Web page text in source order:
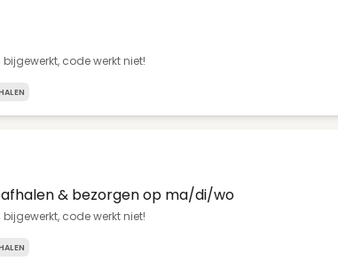
code werkt niet!
afhalen & bezorgen op ma/di/wo
code werkt niet!